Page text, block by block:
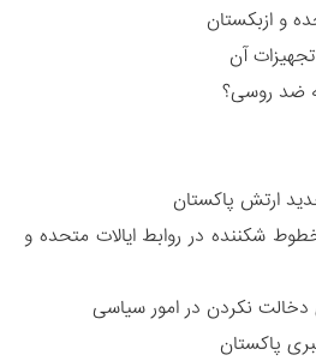
و ازبکستان
آن
ضد روسی؟
ارتش پاکستان
خطوط شکننده در روابط ایالات متحده و
دخالت نکردن در امور سیاسی
پاکستان